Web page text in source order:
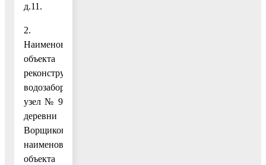
д.11.
2.
Наименование
объекта
реконструкции:
водозаборный
узел № 9
деревни
Ворщиково;
наименование
объекта